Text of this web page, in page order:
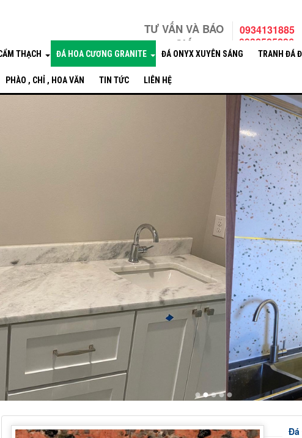
TƯ VẤN VÀ BÁO
GIÁ
0934131885
0932585286
THẠCH ĐÁ HOA CƯƠNG GRANITE ĐÁ ONYX XUYÊN SÁNG TRANH ĐÁ
PHÀO , CHỈ , HOA VĂN TIN TỨC LIÊN HỆ
Đá